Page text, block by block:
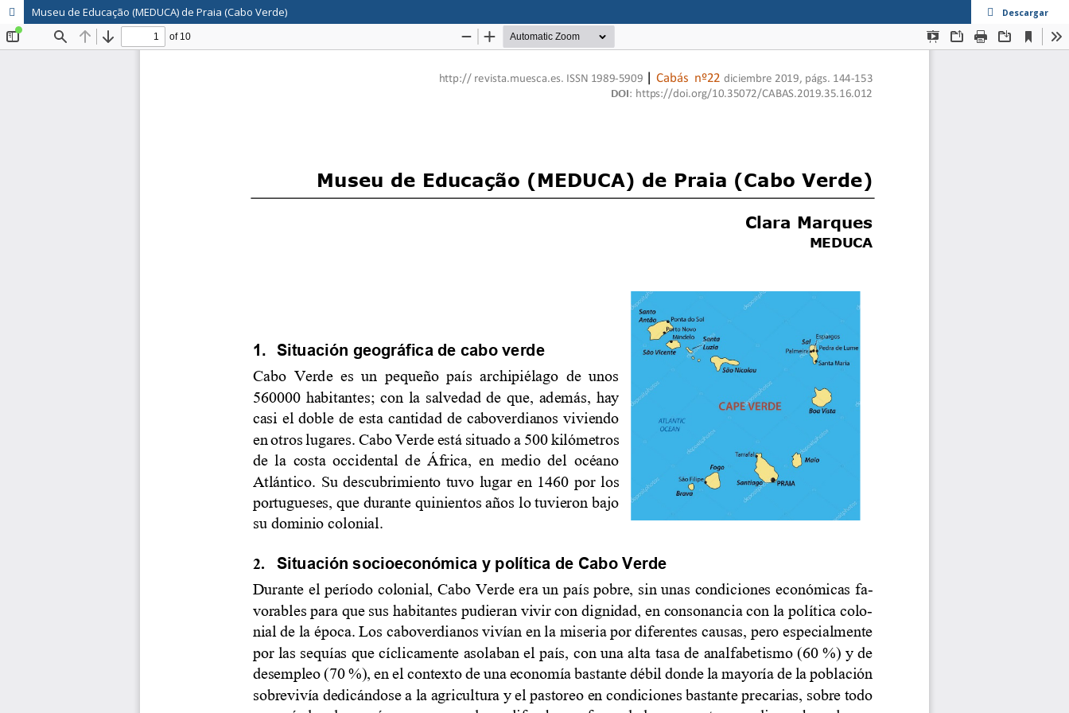
Museu de Educação (MEDUCA) de Praia (Cabo Verde) Descargar